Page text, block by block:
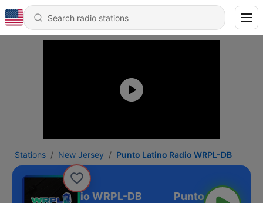
Stations New Jersey Punto Latino Radio WRPL-DB
Latino Radio WRPL-DB